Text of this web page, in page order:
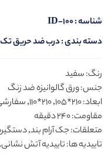
شناسه :ID-100
دسته بندی :درب ضد حریق
رنگ: سفید
جنس: ورق گالوانیزه ضد زنگ
ابعاد: 210*105, 210*110, سفارشی
مقاومت: 240 دقیقه
متعلقات: جک آرام بند,
تاییدیه ها: تاییدیه آتش